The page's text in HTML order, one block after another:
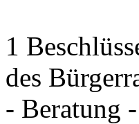
1
des
- Beratung -